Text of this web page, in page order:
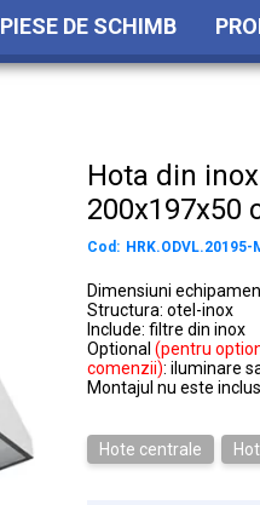
PIESE DE SCHIMB
Hota din
200x197x50
Cod: HRK.ODVL.20195-
Dimensiuni
Structura: otel-inox
Include: filtre din inox
Optional (pentru
comenzii): iluminare
Montajul nu este inclus
Hote centrale